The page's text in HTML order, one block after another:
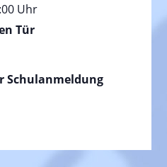
Uhr
Tür
Schulanmeldung